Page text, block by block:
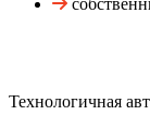
Технологичная